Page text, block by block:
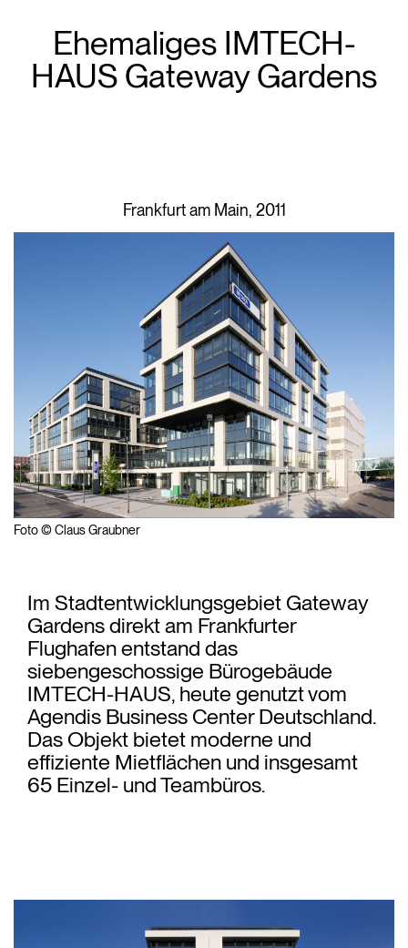
Ehemaliges IMTECH-
HAUS Gateway Gardens
Frankfurt am Main, 2011
Foto © Claus Graubner
Im Stadtentwicklungsgebiet Gateway
Gardens direkt am Frankfurter
Flughafen entstand das
siebengeschossige Bürogebäude
IMTECH-HAUS, heute genutzt vom
Agendis Business Center Deutschland.
Das Objekt bietet moderne und
effiziente Mietflächen und insgesamt
65 Einzel- und Teambüros.